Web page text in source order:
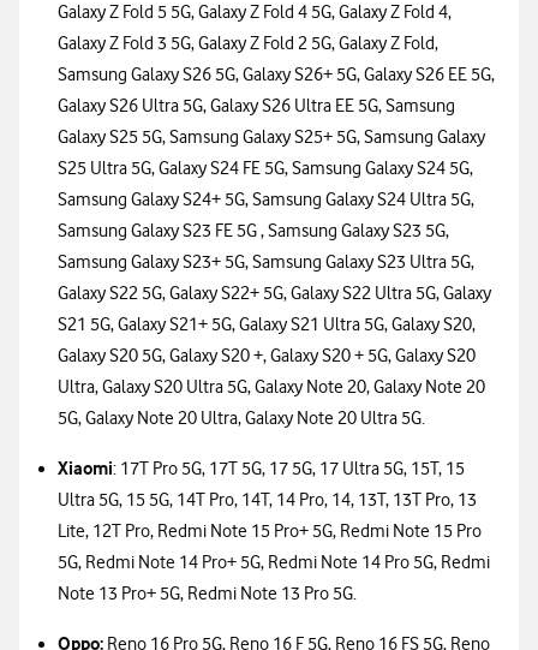
Galaxy Z Fold 5 5G, Galaxy Z Fold 4 5G, Galaxy Z Fold 4,
Galaxy Z Fold 3 5G, Galaxy Z Fold 2 5G, Galaxy Z Fold,
Samsung Galaxy S26 5G, Galaxy S26+ 5G, Galaxy S26 EE 5G,
Galaxy S26 Ultra 5G, Galaxy S26 Ultra EE 5G, Samsung
Galaxy S25 5G, Samsung Galaxy S25+ 5G, Samsung Galaxy
S25 Ultra 5G, Galaxy S24 FE 5G, Samsung Galaxy S24 5G,
Samsung Galaxy S24+ 5G, Samsung Galaxy S24 Ultra 5G,
Samsung Galaxy S23 FE 5G , Samsung Galaxy S23 5G,
Samsung Galaxy S23+ 5G, Samsung Galaxy S23 Ultra 5G,
Galaxy S22 5G, Galaxy S22+ 5G, Galaxy S22 Ultra 5G, Galaxy
S21 5G, Galaxy S21+ 5G, Galaxy S21 Ultra 5G, Galaxy S20,
Galaxy S20 5G, Galaxy S20 +, Galaxy S20 + 5G, Galaxy S20
Ultra, Galaxy S20 Ultra 5G, Galaxy Note 20, Galaxy Note 20
5G, Galaxy Note 20 Ultra, Galaxy Note 20 Ultra 5G.
Xiaomi: 17T Pro 5G, 17T 5G, 17 5G, 17 Ultra 5G, 15T, 15
Ultra 5G, 15 5G, 14T Pro, 14T, 14 Pro, 14, 13T, 13T Pro, 13
Lite, 12T Pro, Redmi Note 15 Pro+ 5G, Redmi Note 15 Pro
5G, Redmi Note 14 Pro+ 5G, Redmi Note 14 Pro 5G, Redmi
Note 13 Pro+ 5G, Redmi Note 13 Pro 5G.
Oppo: Reno 16 Pro 5G, Reno 16 F 5G, Reno 16 FS 5G, Reno